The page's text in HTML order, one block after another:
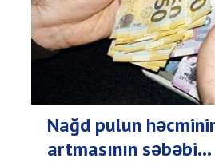
Nağd pulun
artmasının səbəbi...